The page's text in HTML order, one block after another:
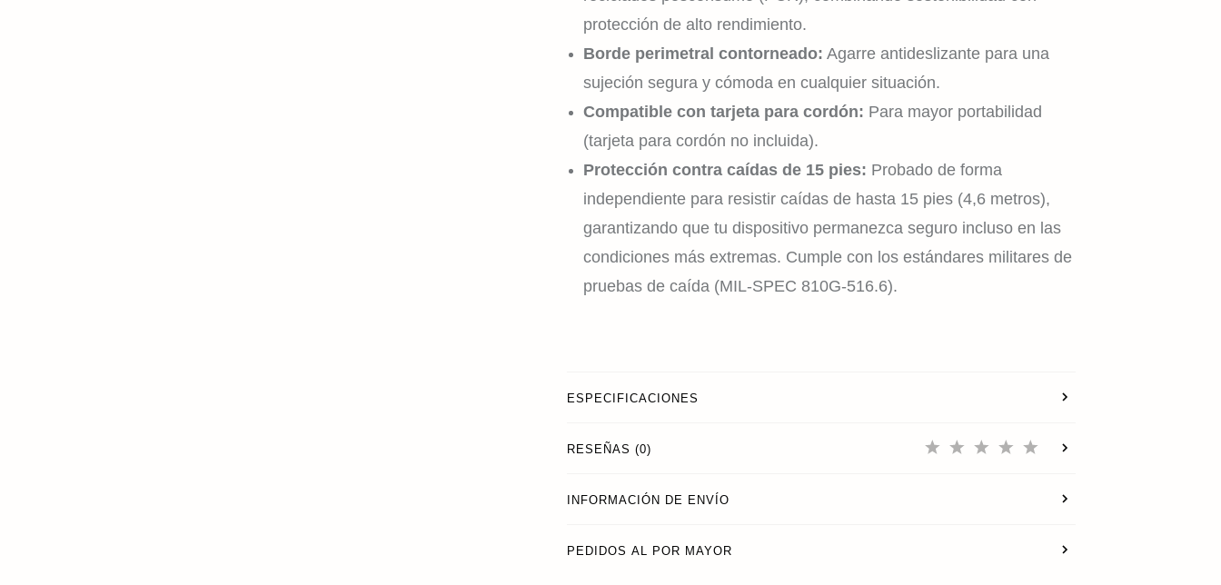
protección de alto rendimiento.
Borde perimetral contorneado: Agarre antideslizante para una
sujeción segura y cómoda en cualquier situación.
Compatible con tarjeta para cordón: Para mayor portabilidad
(tarjeta para cordón no incluida).
Protección contra caídas de 15 pies: Probado de forma
independiente para resistir caídas de hasta 15 pies (4,6 metros),
garantizando que tu dispositivo permanezca seguro incluso en las
condiciones más extremas. Cumple con los estándares militares de
pruebas de caída (MIL-SPEC 810G-516.6).
ESPECIFICACIONES
RESEÑAS (0)
INFORMACIÓN DE ENVÍO
PEDIDOS AL POR MAYOR
EXPLORAR
EMPRESA
RECOMPENSAS
CUENTA